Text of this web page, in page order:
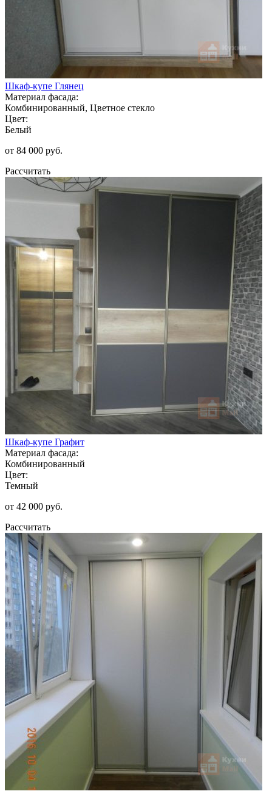
Шкаф-купе Глянец
Материал фасада:
Комбинированный, Цветное стекло
Цвет:
Белый
от 84 000 руб.
Рассчитать
Шкаф-купе Графит
Материал фасада:
Комбинированный
Цвет:
Темный
от 42 000 руб.
Рассчитать